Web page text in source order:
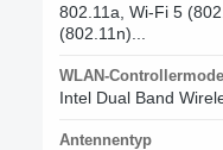
802.11a, Wi-Fi 5
(802.11n)...
WLAN-
Intel Dual Band
Antennentyp